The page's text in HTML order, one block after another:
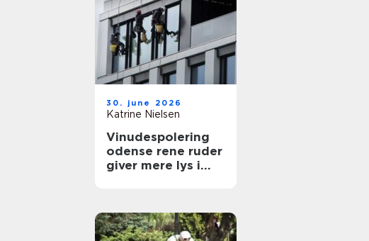
30. june 2026
Katrine Nielsen
Vinudespolering
odense rene ruder
giver mere lys i